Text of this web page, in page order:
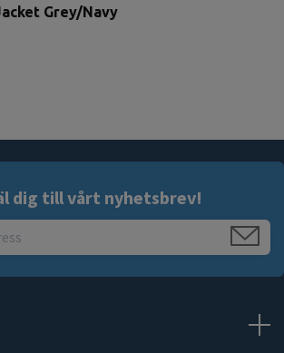
Grey/Navy
dig till vårt nyhetsbrev!